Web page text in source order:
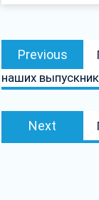
Навігацыя
запісах
Previous
наших
Next